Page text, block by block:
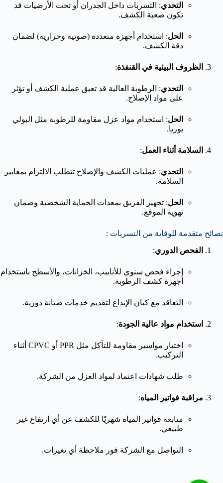
التحدي: التسربات داخل الجدران أو تحت الأرضيات قد
تكون صعبة الكشف.
الحل: استخدام أجهزة متعددة (صوتية وحرارية) لضمان
دقة الكشف.
الظروف البيئية في القنفذة:
التحدي: الرطوبة العالية قد تعيق عملية الكشف أو تؤثر
على مواد الإصلاح.
الحل: استخدام مواد عزل مقاومة للرطوبة مثل البولي
يوريا.
السلامة أثناء العمل:
التحدي: عمليات الكشف والإصلاح تتطلب الالتزام بمعايير
السلامة.
الحل: تجهيز الفريق بمعدات الحماية الشخصية وضمان
تهوية الموقع.
نصائح متقدمة للوقاية من التسربات :
الفحص الدوري:
إجراء فحص سنوي للأنابيب، الخزانات، والأسطح باستخدام
أجهزة كشف الرطوبة.
التعاقد مع كيان الإبداع لتقديم خدمات صيانة دورية.
استخدام مواد عالية الجودة:
اختيار مواسير مقاومة للتآكل مثل PPR أو CPVC أثناء
التركيب.
طلب شهادات اعتماد لمواد العزل من الشركة.
مراقبة فواتير المياه:
متابعة فواتير المياه شهريًا للكشف عن أي ارتفاع غير
طبيعي.
التواصل مع الشركة فور ملاحظة أي تغيرات.